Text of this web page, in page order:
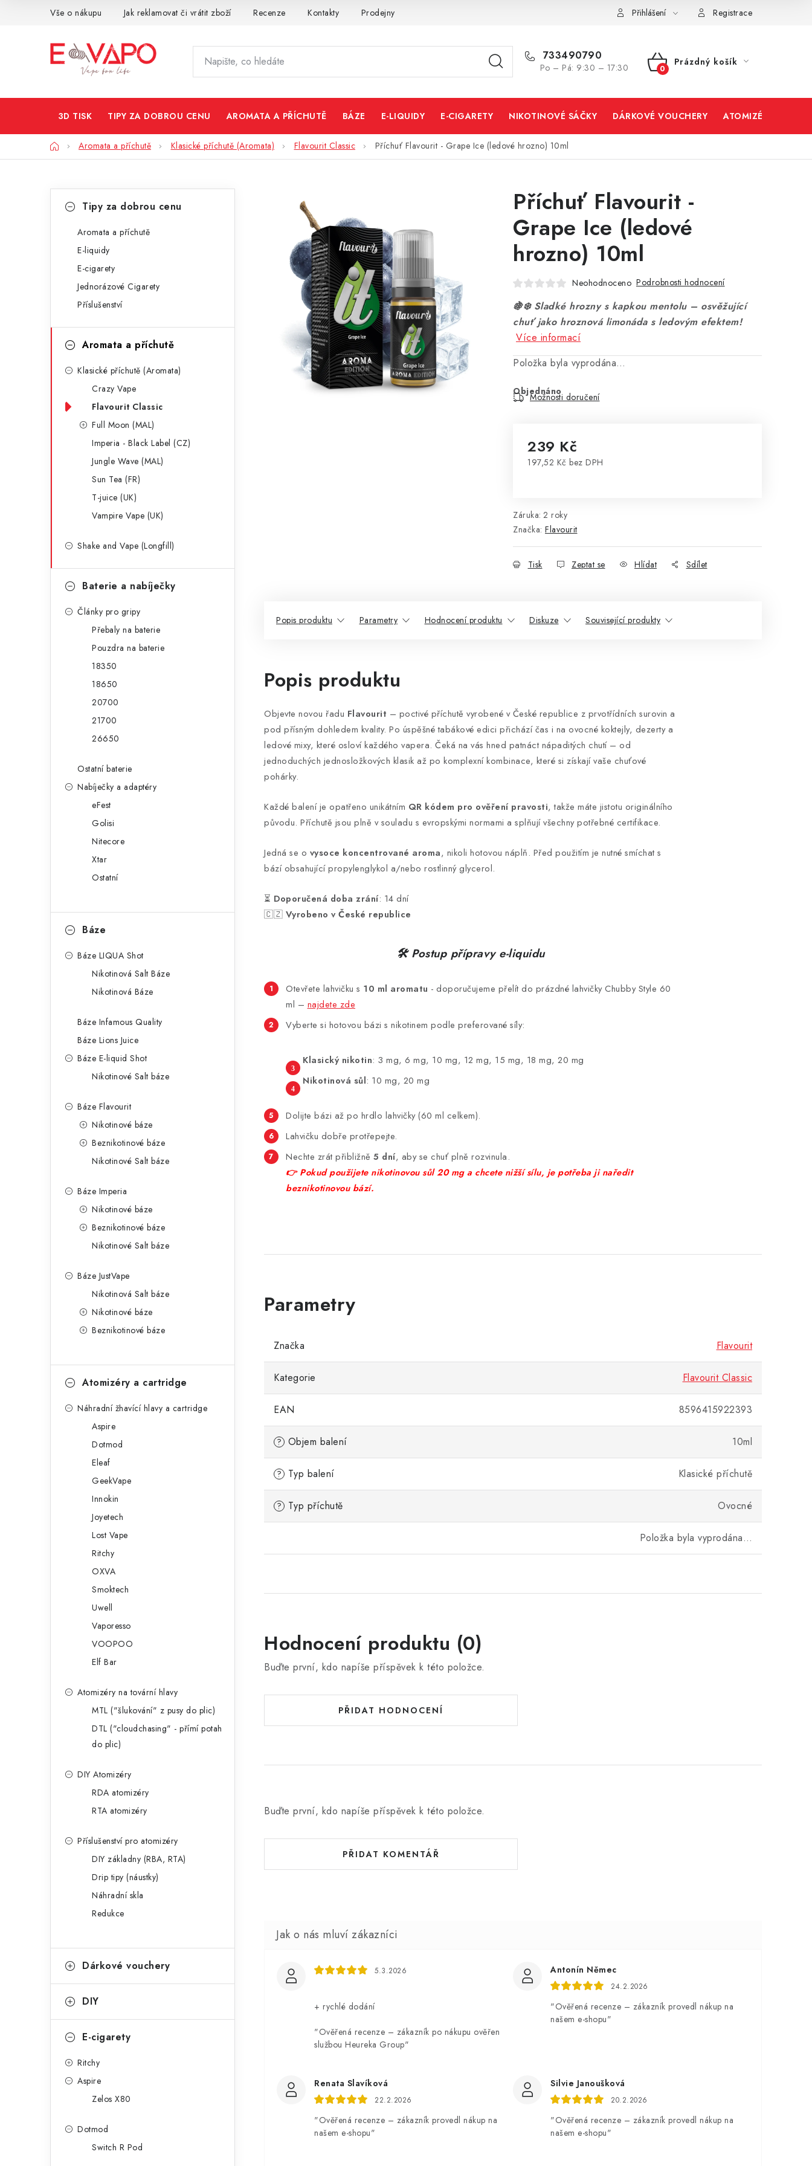
Vše o nákupu Jak reklamovat či vrátit zboží Recenze Kontakty Prodejny Přihlášení Registrace
733490790
Po – Pá: 9:30 – 17:30
NÁKUPNÍ
Prázdný košík
3D TISK TIPY ZA DOBROU CENU AROMATA A PŘÍCHUTĚ BÁZE E-LIQUIDY E-CIGARETY NIKOTINOVÉ SÁČKY DÁRKOVÉ VOUCHERY ATOMIZÉRY A
DomůAromata a příchutě Klasické příchutě (Aromata) Flavourit Classic Příchuť Flavourit - Grape Ice (ledové hrozno) 10ml
n
kategorieTipy za dobrou cenu
Aromata a příchutě
E-liquidy
E-cigarety
Jednorázové Cigarety
Příslušenství
Aromata a příchutě
Klasické příchutě (Aromata)
Crazy Vape
Flavourit Classic
Full Moon (MAL)
Imperia - Black Label (CZ)
Jungle Wave (MAL)
Sun Tea (FR)
T-juice (UK)
Vampire Vape (UK)
Shake and Vape (Longfill)
Baterie a nabíječky
Články pro gripy
Přebaly na baterie
Pouzdra na baterie
18350
18650
20700
21700
26650
Ostatní baterie
Nabíječky a adaptéry
eFest
Golisi
Nitecore
Xtar
Ostatní
Báze
Báze LIQUA Shot
Nikotinová Salt Báze
Nikotinová Báze
Báze Infamous Quality
Báze Lions Juice
Báze E-liquid Shot
Nikotinové Salt báze
Báze Flavourit
Nikotinové báze
Beznikotinové báze
Nikotinové Salt báze
Báze Imperia
Nikotinové báze
Beznikotinové báze
Nikotinové Salt báze
Báze JustVape
Nikotinová Salt báze
Nikotinové báze
Beznikotinové báze
Atomizéry a cartridge
Náhradní žhavící hlavy a cartridge
Aspire
Dotmod
Eleaf
GeekVape
Innokin
Joyetech
Lost Vape
Ritchy
OXVA
Smoktech
Uwell
Vaporesso
VOOPOO
Elf Bar
Atomizéry na tovární hlavy
MTL ("šlukování" z pusy do plic)
DTL ("cloudchasing" - přímí potah
do plic)
DIY Atomizéry
RDA atomizéry
RTA atomizéry
Příslušenství pro atomizéry
DIY základny (RBA, RTA)
Drip tipy (náustky)
Náhradní skla
Redukce
Dárkové vouchery
DIY
E-cigarety
Ritchy
Aspire
Zelos X80
Dotmod
Switch R Pod
Příchuť Flavourit -
Grape Ice (ledové
hrozno) 10ml
Neohodnoceno Podrobnosti hodnocení
🍇❄️ Sladké hrozny s kapkou mentolu – osvěžující
chuť jako hroznová limonáda s ledovým efektem!
Více informací
Položka byla vyprodána…
Objednáno
Možnosti doručení
239 Kč
197,52 Kč bez DPH
Záruka: 2 roky
Značka: Flavourit
Tisk Zeptat se Hlídat Sdílet
Popis produktu Parametry Hodnocení produktu Diskuze Související produkty
Popis produktu
Objevte novou řadu Flavourit – poctivé příchutě vyrobené v České republice z prvotřídních surovin a
pod přísným dohledem kvality. Po úspěšné tabákové edici přichází čas i na ovocné koktejly, dezerty a
ledové mixy, které osloví každého vapera. Čeká na vás hned patnáct nápaditých chutí – od
jednoduchých jednosložkových klasik až po komplexní kombinace, které si získají vaše chuťové
pohárky.
Každé balení je opatřeno unikátním QR kódem pro ověření pravosti, takže máte jistotu originálního
původu. Příchutě jsou plně v souladu s evropskými normami a splňují všechny potřebné certifikace.
Jedná se o vysoce koncentrované aroma, nikoli hotovou náplň. Před použitím je nutné smíchat s
bází obsahující propylenglykol a/nebo rostlinný glycerol.
⏳ Doporučená doba zrání: 14 dní
🇨🇿 Vyrobeno v České republice
🛠 Postup přípravy e-liquidu
Otevřete lahvičku s 10 ml aromatu - doporučujeme přelít do prázdné lahvičky Chubby Style 60
ml – najdete zde
Vyberte si hotovou bázi s nikotinem podle preferované síly:
Klasický nikotin: 3 mg, 6 mg, 10 mg, 12 mg, 15 mg, 18 mg, 20 mg
Nikotinová sůl: 10 mg, 20 mg
Dolijte bázi až po hrdlo lahvičky (60 ml celkem).
Lahvičku dobře protřepejte.
Nechte zrát přibližně 5 dní, aby se chuť plně rozvinula.
👉 Pokud použijete nikotinovou sůl 20 mg a chcete nižší sílu, je potřeba ji naředit
beznikotinovou bází.
Značka Flavourit
Kategorie Flavourit Classic
EAN 8596415922393
? Objem balení 10ml
? Typ balení Klasické příchutě
? Typ příchutě Ovocné
Položka byla vyprodána…
Hodnocení produktu (0)
Buďte první, kdo napíše příspěvek k této položce.
PŘIDAT HODNOCENÍ
Buďte první, kdo napíše příspěvek k této položce.
PŘIDAT KOMENTÁŘ
5.3.2026
+ rychlé dodání
"Ověřená recenze – zákazník po nákupu ověřen
službou Heureka Group"
Antonín Němec
24.2.2026
"Ověřená recenze – zákazník provedl nákup na
našem e-shopu"
Renata Slavíková
22.2.2026
"Ověřená recenze – zákazník provedl nákup na
našem e-shopu"
Silvie Janoušková
20.2.2026
"Ověřená recenze – zákazník provedl nákup na
našem e-shopu"